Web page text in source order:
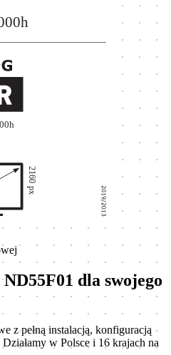
dla swojego
z pełną instalacją, konfiguracją
w Polsce i 16 krajach na